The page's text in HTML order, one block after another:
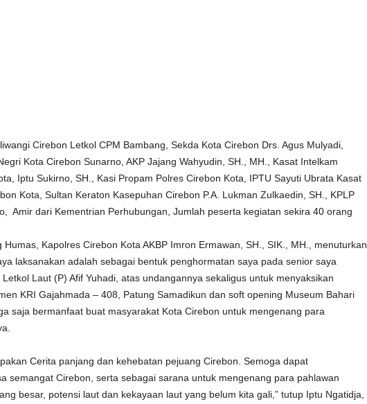
Cirebon Letkol CPM Bambang, Sekda Kota Cirebon Drs. Agus Mulyadi,
Kota Cirebon Sunarno, AKP Jajang Wahyudin, SH., MH., Kasat Intelkam
Iptu Sukirno, SH., Kasi Propam Polres Cirebon Kota, IPTU Sayuti Ubrata Kasat
Kota, Sultan Keraton Kasepuhan Cirebon P.A. Lukman Zulkaedin, SH., KPLP
Amir dari Kementrian Perhubungan, Jumlah peserta kegiatan sekira 40 orang
Humas, Kapolres Cirebon Kota AKBP Imron Ermawan, SH., SIK., MH., menuturkan
laksanakan adalah sebagai bentuk penghormatan saya pada senior saya
Laut (P) Afif Yuhadi, atas undangannya sekaligus untuk menyaksikan
KRI Gajahmada – 408, Patung Samadikun dan soft opening Museum Bahari
saja bermanfaat buat masyarakat Kota Cirebon untuk mengenang para
Cerita panjang dan kehebatan pejuang Cirebon. Semoga dapat
semangat Cirebon, serta sebagai sarana untuk mengenang para pahlawan
besar, potensi laut dan kekayaan laut yang belum kita gali,” tutup Iptu Ngatidja,